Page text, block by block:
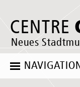
CENTRE
Neues
NAVIGATION